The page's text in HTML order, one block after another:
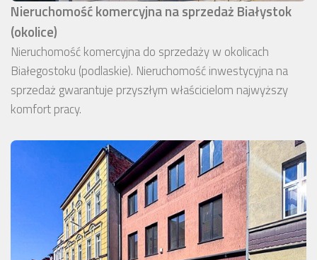
Nieruchomość komercyjna na sprzedaż Białystok
(okolice)
Nieruchomość komercyjna do sprzedaży w okolicach
Białegostoku (podlaskie). Nieruchomość inwestycyjna na
sprzedaż gwarantuje przyszłym właścicielom najwyższy
komfort pracy.